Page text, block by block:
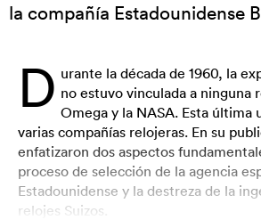
la compañía Estadounidense
D urante la década de 1960, la
no estuvo vinculada a ninguna
Omega y la NASA. Esta última
varias compañías relojeras. En su
enfatizaron dos aspectos
proceso de selección de la agencia
Estadounidense y la destreza de la
relojes Suizos.